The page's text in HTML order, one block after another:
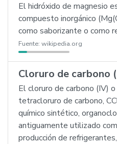
El hidróxido de magnesio
compuesto inorgánico
como saborizante o como
Fuente: wikipedia.org
Cloruro de carbono
El cloruro de carbono (IV) o
tetracloruro de carbono,
químico sintético,
antiguamente utilizado
producción de